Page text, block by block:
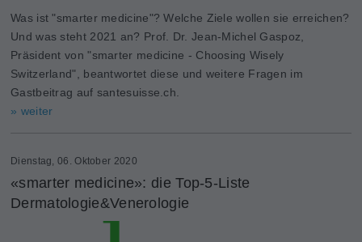
Was ist "smarter medicine"? Welche Ziele wollen sie erreichen?
Und was steht 2021 an? Prof. Dr. Jean-Michel Gaspoz,
Präsident von "smarter medicine - Choosing Wisely
Switzerland", beantwortet diese und weitere Fragen im
Gastbeitrag auf santesuisse.ch.
» weiter
Dienstag, 06. Oktober 2020
«smarter medicine»: die Top-5-Liste
Dermatologie&Venerologie